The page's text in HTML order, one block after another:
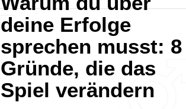
deine Erfolge
sprechen musst: 8
Gründe, die das
Spiel verändern